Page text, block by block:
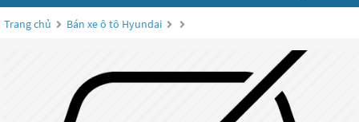
Trang chủ Bán xe ô tô Hyundai